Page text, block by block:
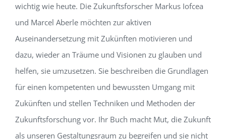
wichtig wie heute. Die Zukunftsforscher Markus Iofcea
und Marcel Aberle möchten zur aktiven
Auseinandersetzung mit Zukünften motivieren und
dazu, wieder an Träume und Visionen zu glauben und
helfen, sie umzusetzen. Sie beschreiben die Grundlagen
für einen kompetenten und bewussten Umgang mit
Zukünften und stellen Techniken und Methoden der
Zukunftsforschung vor. Ihr Buch macht Mut, die Zukunft
als unseren Gestaltungsraum zu begreifen und sie nicht